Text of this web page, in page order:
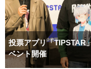
投票アプリ「TIPSTAR
ベント開催